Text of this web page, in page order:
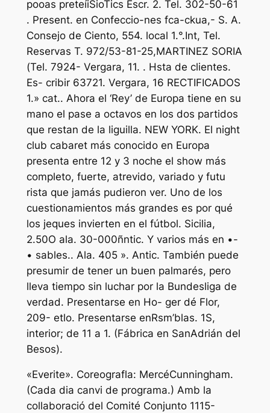
pooas preteíiSioTics Escr. 2. Tel. 302-50-61
. Present. en Confeccio-nes fca-ckua,- S. A.
Consejo de Ciento, 554. local 1.°.Int, Tel.
Reservas T. 972/53-81-25,MARTINEZ SORIA
(Tel. 7924- Vergara, 11. . Hsta de clientes.
Es- cribir 63721. Vergara, 16 RECTIFICADOS
1.» cat.. Ahora el ‘Rey’ de Europa tiene en su
mano el pase a octavos en los dos partidos
que restan de la liguilla. NEW YORK. El night
club cabaret más conocido en Europa
presenta entre 12 y 3 noche el show más
completo, fuerte, atrevido, variado y futu
rista que jamás pudieron ver. Uno de los
cuestionamientos más grandes es por qué
los jeques invierten en el fútbol. Sicilia,
2.50O ala. 30-000ñntic. Y varios más en •-
• sables.. Ala. 405 ». Antic. También puede
presumir de tener un buen palmarés, pero
lleva tiempo sin luchar por la Bundesliga de
verdad. Presentarse en Ho- ger dé Flor,
209- etlo. Presentarse enRsm’blas. 1S,
interior; de 11 a 1. (Fábrica en SanAdrián del
Besos).
«Everite». Coreografla: MercéCunningham.
(Cada dia canvi de programa.) Amb la
collaboració del Comité Conjunto 1115-